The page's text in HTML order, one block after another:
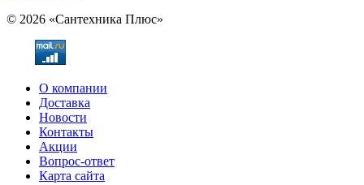
© 2026 «Сантехника Плюс»
О компании
Доставка
Новости
Контакты
Акции
Вопрос-ответ
Карта сайта